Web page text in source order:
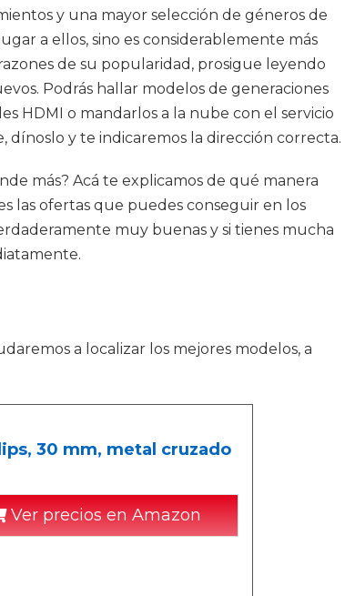
y una mayor selección de géneros de
a ellos, sino es considerablemente más
de su popularidad, prosigue leyendo
Podrás hallar modelos de generaciones
HDMI o mandarlos a la nube con el servicio
y te indicaremos la dirección correcta.
más? Acá te explicamos de qué manera
las ofertas que puedes conseguir en los
muy buenas y si tienes mucha
a localizar los mejores modelos, a
30 mm, metal cruzado
Ver precios en Amazon